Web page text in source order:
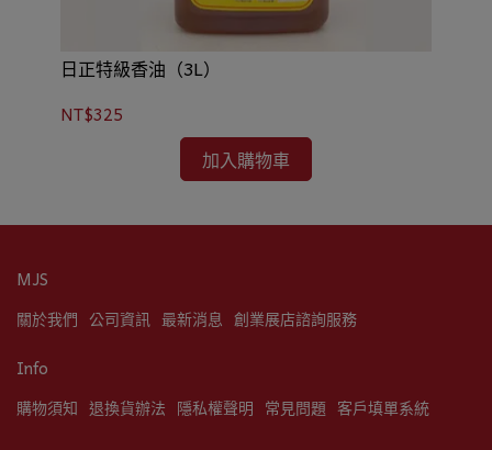
日正特級香油（3L）
NT$325
加入購物車
MJS
關於我們 公司資訊 最新消息 創業展店諮詢服務
Info
購物須知 退換貨辦法 隱私權聲明 常見問題 客戶填單系統